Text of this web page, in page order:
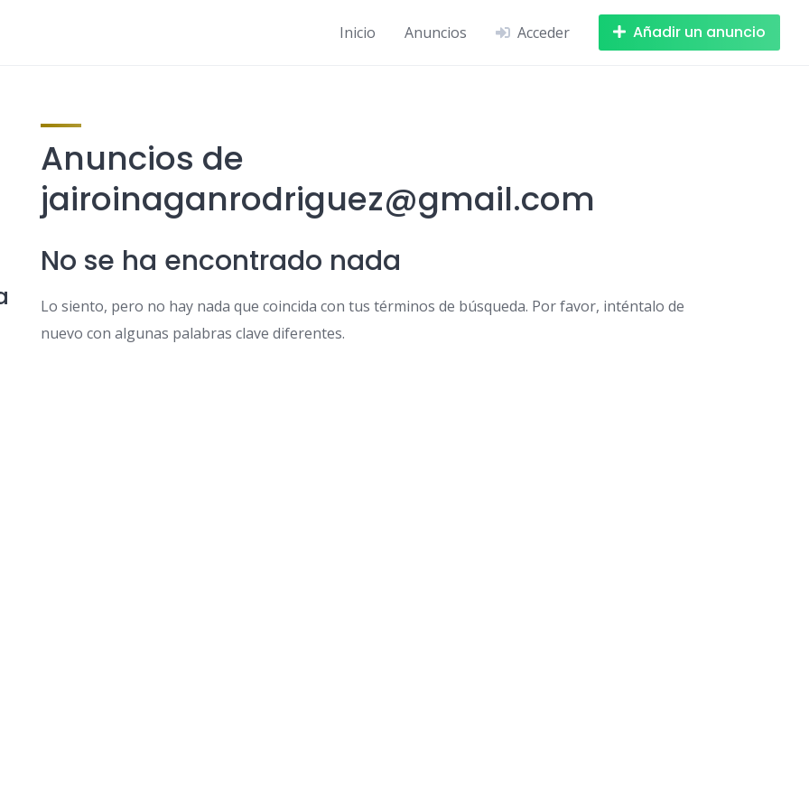
Inicio Anuncios Acceder Añadir un anuncio
Anuncios de
jairoinaganrodriguez@gmail.com
No se ha encontrado nada
Lo siento, pero no hay nada que coincida con tus términos de búsqueda. Por favor, inténtalo de
nuevo con algunas palabras clave diferentes.